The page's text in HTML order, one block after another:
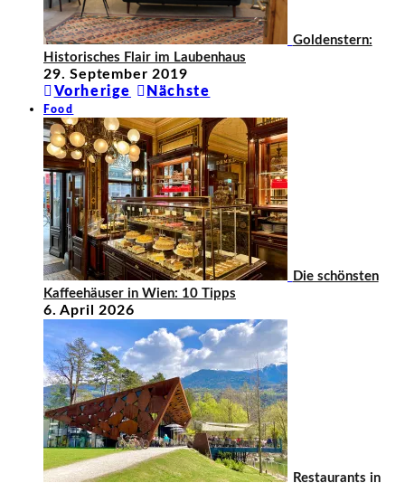
Goldenstern:
Historisches Flair im Laubenhaus
29. September 2019
Vorherige
Nächste
Food
Die schönsten
Kaffeehäuser in Wien: 10 Tipps
6. April 2026
Restaurants in